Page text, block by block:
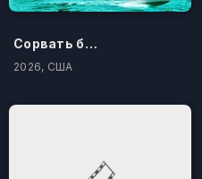
Сорвать банк 3: Вор-джентльмен
2026, США